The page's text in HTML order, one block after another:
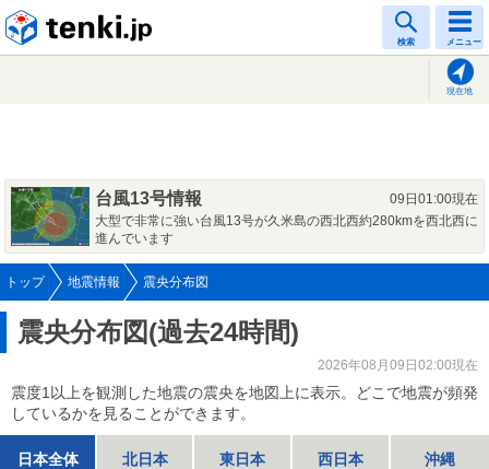
検索 メニュー
現在地
台風13号情報
09日01:00現在
大型で非常に強い台風13号が久米島の西北西約280kmを西北西に
進んでいます
トップ 地震情報 震央分布図
震央分布図(過去24時間)
2026年08月09日02:00現在
震度1以上を観測した地震の震央を地図上に表示。どこで地震が頻発
しているかを見ることができます。
日本全体 北日本 東日本 西日本 沖縄